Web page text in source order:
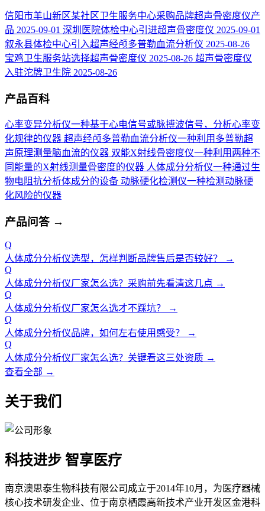
信阳市羊山新区某社区卫生服务中心采购品牌超声骨密度仪产
品 2025-09-01 深圳医院体检中心引进超声骨密度仪 2025-09-01
叙永县体检中心引入超声经颅多普勒血流分析仪 2025-08-26
宝鸡卫生服务站选择超声骨密度仪 2025-08-26 超声骨密度仪
入驻沱牌卫生院 2025-08-26
产品百科
心率变异分析仪一种基于心电信号或脉搏波信号，分析心率变
化规律的仪器 超声经颅多普勒血流分析仪一种利用多普勒超
声原理测量脑血流的仪器 双能X射线骨密度仪一种利用两种不
同能量的X射线测量骨密度的仪器 人体成分分析仪一种通过生
物电阻抗分析体成分的设备 动脉硬化检测仪一种检测动脉硬
化风险的仪器
产品问答 →
Q
人体成分分析仪选型，怎样判断品牌售后是否较好？
→
Q
人体成分分析仪厂家怎么选？采购前先看清这几点 →
Q
人体成分分析仪厂家怎么选才不踩坑？
→
Q
人体成分分析仪品牌，如何左右使用感受？
→
Q
人体成分分析仪厂家怎么选？关键看这三处资质 →
查看全部 →
关于我们
科技进步 智享医疗
南京澳思泰生物科技有限公司成立于2014年10月，为医疗器械
核心技术研发企业、位于南京栖霞高新技术产业开发区金港科